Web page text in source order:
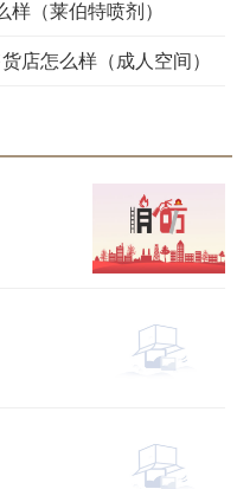
（莱伯特喷剂）
店怎么样（成人空间）